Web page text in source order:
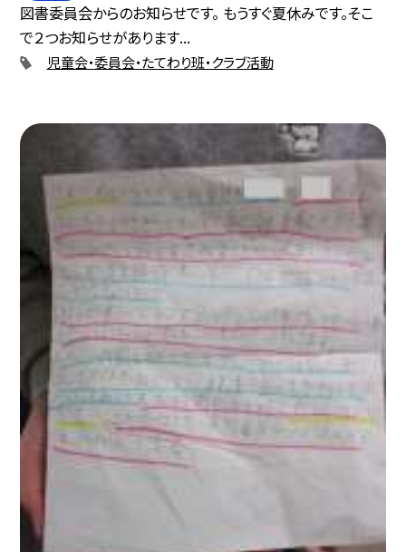
図書委員会からのお知らせです。 もうすぐ夏休みです。そこ
で２つお知らせがあります...
児童会・委員会・たてわり班・クラブ活動